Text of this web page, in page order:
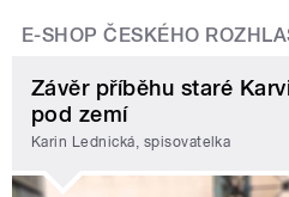
E-SHOP ČESKÉHO
Závěr příběhu staré
pod zemí
Karin Lednická, spisovatelka